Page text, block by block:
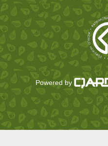
Powered by